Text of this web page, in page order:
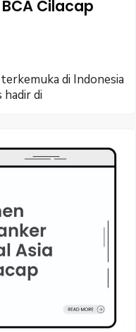
Cilacap
di Indonesia
hadir di